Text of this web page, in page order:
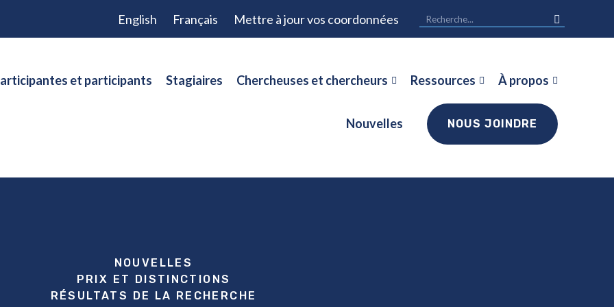
English Français Mettre à jour vos coordonnées
et participants Stagiaires Chercheuses et chercheurs Ressources À propos
Nouvelles NOUS JOINDRE
NOUVELLES
PRIX ET DISTINCTIONS
RÉSULTATS DE LA RECHERCHE